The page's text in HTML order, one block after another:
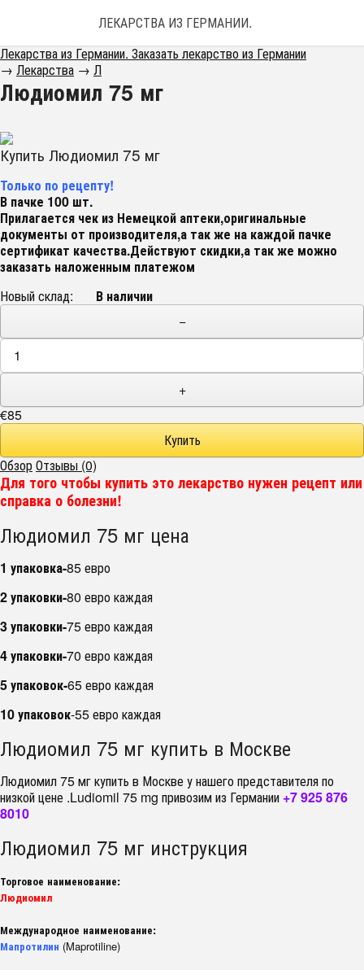
ЛЕКАРСТВА ИЗ ГЕРМАНИИ. ЗАКАЗАТЬ
Лекарства из Германии. Заказать лекарство из Германии
→ Лекарства → Л
Людиомил 75 мг
Купить Людиомил 75 мг
Только по рецепту!
В пачке 100 шт.
Прилагается чек из Немецкой аптеки,оригинальные
документы от производителя,а так же на каждой пачке
сертификат качества.Действуют скидки,а так же можно
заказать наложенным платежом
Новый склад:
В наличии
−
+
€85
ОбзорОтзывы (0)
Для того чтобы купить это лекарство нужен рецепт или
справка о болезни!
Людиомил 75 мг цена
1 упаковка-85 евро
2 упаковки-80 евро каждая
3 упаковки-75 евро каждая
4 упаковки-70 евро каждая
5 упаковок-65 евро каждая
10 упаковок-55 евро каждая
Людиомил 75 мг купить в Москве
Людиомил 75 мг купить в Москве у нашего представителя по
низкой цене .Ludiomil 75 mg привозим из Германии +7 925 876
8010
Людиомил 75 мг инструкция
Торговое наименование:
Людиомил
Международное наименование:
Мапротилин (Maprotiline)